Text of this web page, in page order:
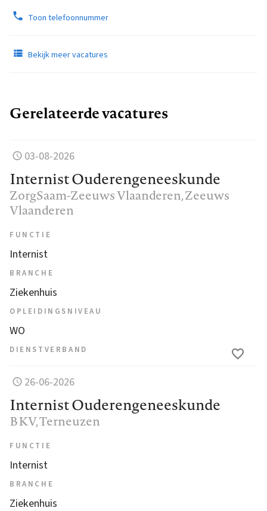
Toon telefoonnummer
Bekijk meer vacatures
Gerelateerde vacatures
03-08-2026
Internist Ouderengeneeskunde
ZorgSaam-Zeeuws Vlaanderen, Zeeuws
Vlaanderen
FUNCTIE
Internist
BRANCHE
Ziekenhuis
OPLEIDINGSNIVEAU
WO
DIENSTVERBAND
26-06-2026
Internist Ouderengeneeskunde
BKV, Terneuzen
FUNCTIE
Internist
BRANCHE
Ziekenhuis